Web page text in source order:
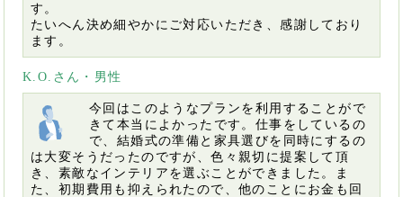
す。
たいへん決め細やかにご対応いただき、感謝しており
ます。
K.O.さん・男性
今回はこのようなプランを利用することがで
きて本当によかったです。仕事をしているの
で、結婚式の準備と家具選びを同時にするの
は大変そうだったのですが、色々親切に提案して頂
き、素敵なインテリアを選ぶことができました。ま
た、初期費用も抑えられたので、他のことにお金も回